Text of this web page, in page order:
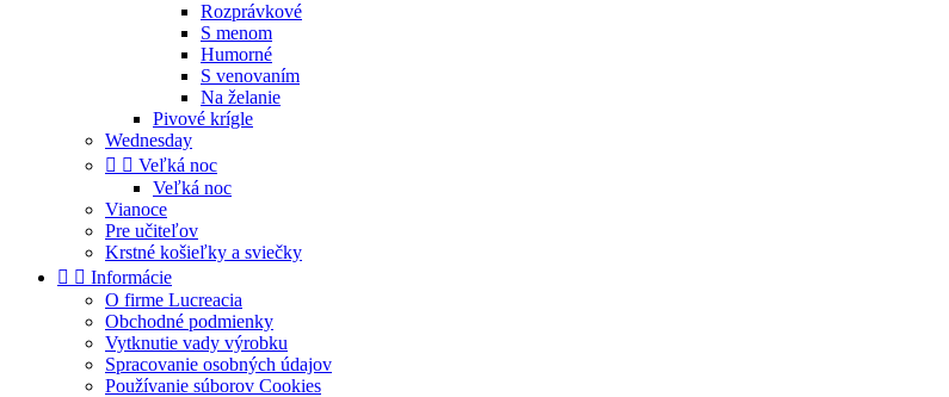
Rozprávkové
S menom
Humorné
S venovaním
Na želanie
Pivové krígle
Wednesday
  Veľká noc
Veľká noc
Vianoce
Pre učiteľov
Krstné košieľky a sviečky
  Informácie
O firme Lucreacia
Obchodné podmienky
Vytknutie vady výrobku
Spracovanie osobných údajov
Používanie súborov Cookies